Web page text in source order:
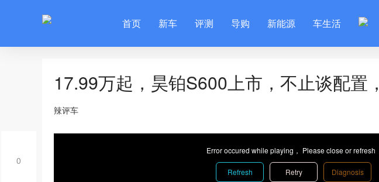
首页 新车 评测 导购 新能源 车生活
0
17.99万起，昊铂S600上市，不止谈配置
辣评车
Error occured while playing， Please close or refresh
Refresh Retry Diagnosis